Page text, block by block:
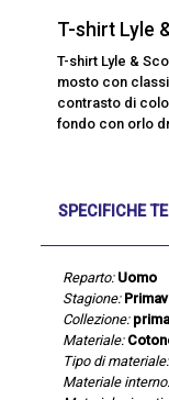
T-shirt Lyle
T-shirt Lyle &
mosto con
contrasto di
fondo con orlo
SPECIFICHE
Reparto: Uomo
Stagione:
Collezione:
Materiale:
Tipo di materiale:
Materiale